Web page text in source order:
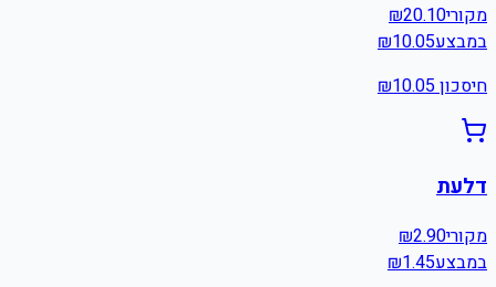
מקורי ₪20.10
במבצע
₪10.05
חיסכון ₪10.05
דלעת
מקורי ₪2.90
במבצע
₪1.45